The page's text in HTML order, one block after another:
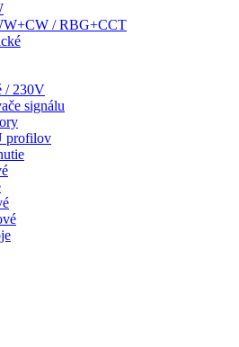
/ RBG+CCT
/ 230V
signálu
profilov